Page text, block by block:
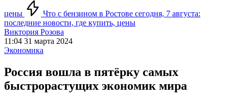
цены
Что с бензином в Ростове сегодня, 7 августа:
последние новости, где купить, цены
Виктория Розова
11:04 31 марта 2024
Экономика
Россия вошла в пятёрку самых
быстрорастущих экономик мира